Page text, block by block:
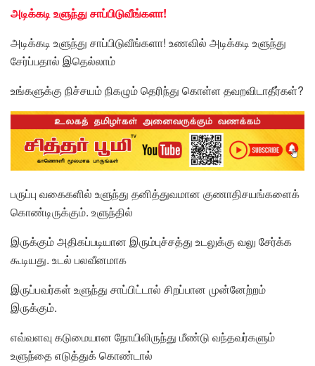
அடிக்கடி உளுந்து சாப்பிடுவீங்களா!
அடிக்கடி உளுந்து சாப்பிடுவீங்களா! உணவில் அடிக்கடி உளுந்து
சேர்ப்பதால் இதெல்லாம்
உங்களுக்கு நிச்சயம் நிகழும் தெரிந்து கொள்ள தவறவிடாதீர்கள்?
பருப்பு வகைகளில் உளுந்து தனித்துவமான குணாதிசயங்களைக்
கொண்டிருக்கும். உளுந்தில்
இருக்கும் அதிகப்படியான இரும்புச்சத்து உடலுக்கு வலு சேர்க்க
கூடியது. உடல் பலவீனமாக
இருப்பவர்கள் உளுந்து சாப்பிட்டால் சிறப்பான முன்னேற்றம்
இருக்கும்.
எவ்வளவு கடுமையான நோயிலிருந்து மீண்டு வந்தவர்களும்
உளுந்தை எடுத்துக் கொண்டால்